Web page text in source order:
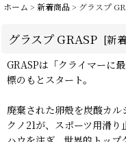
ホーム > 新着商品> グラスプ
グラスプ GRASP [新
GRASPは「クライマーに
標のもとスタート。
廃棄された卵殻を炭酸カ
クノ21が、スポーツ用滑